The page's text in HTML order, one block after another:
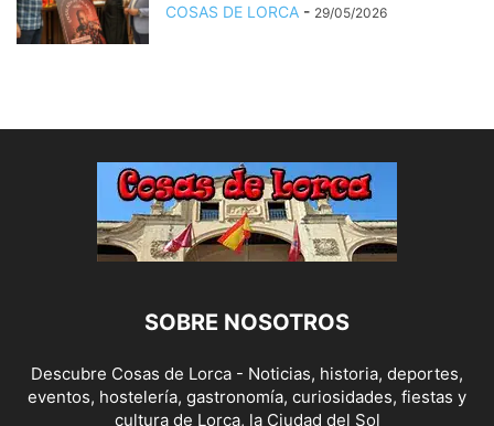
COSAS DE LORCA - 29/05/2026
SOBRE NOSOTROS
Descubre Cosas de Lorca - Noticias, historia, deportes,
eventos, hostelería, gastronomía, curiosidades, fiestas y
cultura de Lorca, la Ciudad del Sol